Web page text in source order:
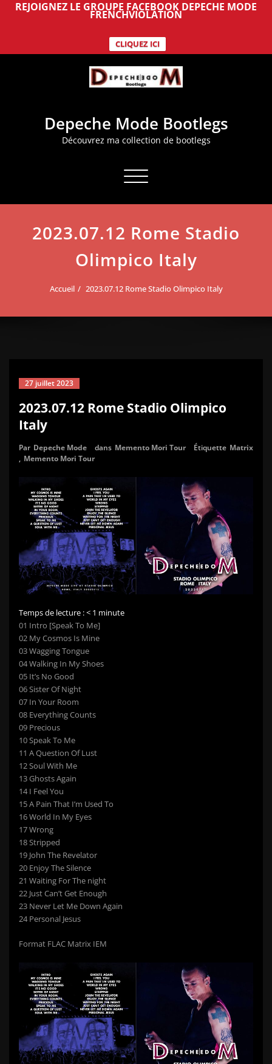
REJOIGNEZ LE GROUPE FACEBOOK DEPECHE MODE
FRENCHVIOLATION
CLIQUEZ ICI
Depeche Mode Bootlegs
Découvrez ma collection de bootlegs
Afficher/masquer la navigation
2023.07.12 Rome Stadio
Olimpico Italy
Accueil 2023.07.12 Rome Stadio Olimpico Italy
27 juillet 2023
2023.07.12 Rome Stadio Olimpico
Italy
Par Depeche Mode dans Memento Mori Tour Étiquette Matrix
, Memento Mori Tour
Temps de lecture :< 1 minute
01 Intro [Speak To Me]
02 My Cosmos Is Mine
03 Wagging Tongue
04 Walking In My Shoes
05 It’s No Good
06 Sister Of Night
07 In Your Room
08 Everything Counts
09 Precious
10 Speak To Me
11 A Question Of Lust
12 Soul With Me
13 Ghosts Again
14 I Feel You
15 A Pain That I’m Used To
16 World In My Eyes
17 Wrong
18 Stripped
19 John The Revelator
20 Enjoy The Silence
21 Waiting For The night
22 Just Can’t Get Enough
23 Never Let Me Down Again
24 Personal Jesus
Format FLAC Matrix IEM